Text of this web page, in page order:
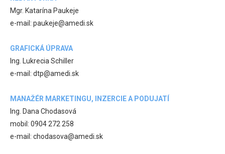
Mgr. Katarína Paukeje
e-mail: paukeje@amedi.sk
GRAFICKÁ ÚPRAVA
Ing. Lukrecia Schiller
e-mail: dtp@amedi.sk
MANAŽÉR MARKETINGU, INZERCIE A PODUJATÍ
Ing. Dana Chodasová
mobil: 0904 272 258
e-mail: chodasova@amedi.sk